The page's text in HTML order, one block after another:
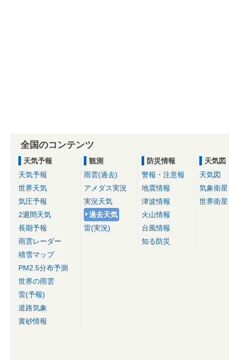
全国のコンテンツ
天気予報
天気予報
世界天気
気圧予報
2週間天気
長期予報
雨雲レーダー
積雪マップ
PM2.5分布予測
世界の雨雲
雷(予報)
道路気象
黄砂情報
観測
雨雲(過去)
アメダス実況
実況天気
過去天気
雷(実況)
防災情報
警報・注意報
地震情報
津波情報
火山情報
台風情報
知る防災
天気図
天気図
気象衛星
世界衛星